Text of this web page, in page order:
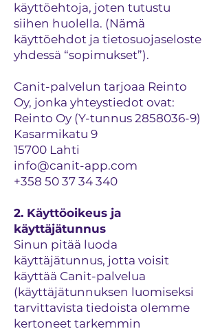
käyttöehtoja, joten tutustu
siihen huolella. (Nämä
käyttöehdot ja tietosuojaseloste
yhdessä “sopimukset”).
Canit-palvelun tarjoaa Reinto
Oy, jonka yhteystiedot ovat:
Reinto Oy (Y-tunnus 2858036-9)
Kasarmikatu 9
15700 Lahti
info@canit-app.com
+358 50 37 34 340
2. Käyttöoikeus ja
käyttäjätunnus
Sinun pitää luoda
käyttäjätunnus, jotta voisit
käyttää Canit-palvelua
(käyttäjätunnuksen luomiseksi
tarvittavista tiedoista olemme
kertoneet tarkemmin